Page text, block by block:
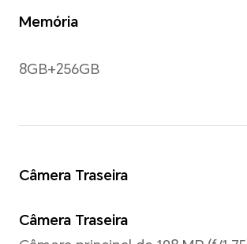
Resolução
número de pixels
Gestos